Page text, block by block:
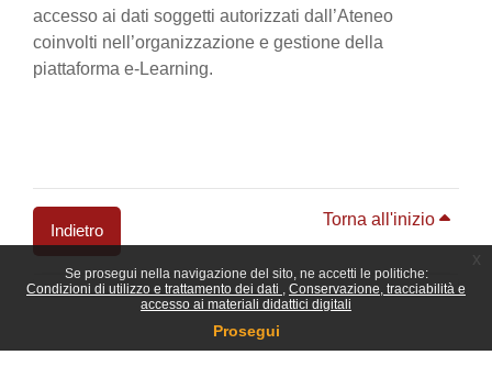
Se prosegui nella navigazione del sito, ne accetti le politiche:
Condizioni di utilizzo e trattamento dei dati
Conservazione, tracciabilità e
accesso ai materiali didattici digitali
Prosegui
accesso ai dati soggetti autorizzati dall’Ateneo
coinvolti nell’organizzazione e gestione della
piattaforma e-Learning.
Indietro
Torna all'inizio
Blocchi